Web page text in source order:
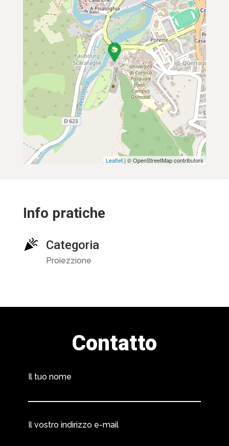
Leaflet | © OpenStreetMap contributors
Info pratiche
Categoria
Proiezzione
Contatto
Il tuo nome
Il vostro indirizzo e-mail